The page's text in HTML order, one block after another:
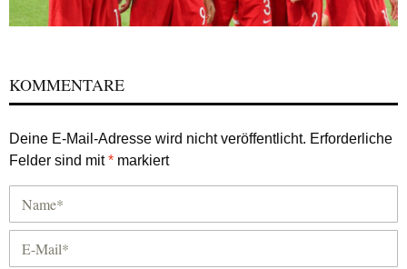
KOMMENTARE
Deine E-Mail-Adresse wird nicht veröffentlicht. Erforderliche
Felder sind mit* markiert